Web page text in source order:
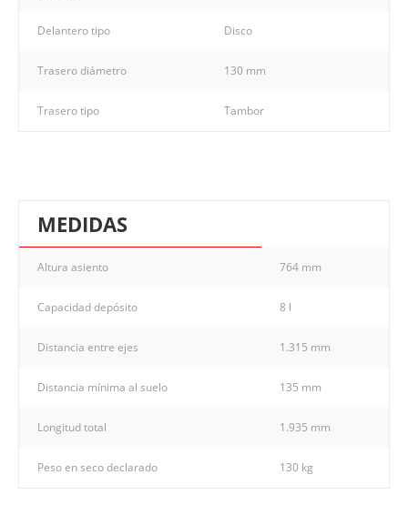
Delantero tipo Disco
Trasero diámetro 130 mm
Trasero tipo Tambor
MEDIDAS
Altura asiento 764 mm
Capacidad depósito 8 l
Distancia entre ejes 1.315 mm
Distancia mínima al suelo 135 mm
Longitud total 1.935 mm
Peso en seco declarado 130 kg